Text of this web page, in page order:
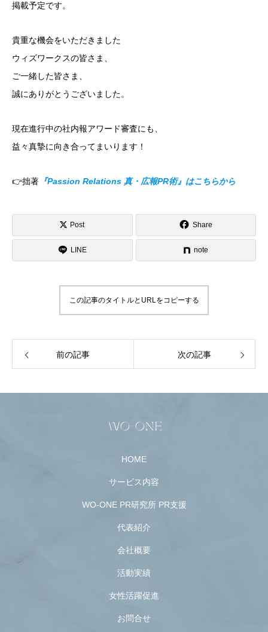
掲載予定です。
貴重な機会をいただきました
ウィズワークスの皆さま、
ご一緒した皆さま、
誠にありがとうございました。
現在進行中の社内報アワード審査にも、
益々真摯に向き合ってまいります！
👉拙著 『Passion Relations 真・広報PR術』はこちらから
Post Share
LINE note
この記事のタイトルとURLをコピーする
前の記事 次の記事
HOME
サービス内容
WO-ONE PR研究所 PR支援
代表紹介
会社概要
活動実績
女性活躍促進
お問合せ